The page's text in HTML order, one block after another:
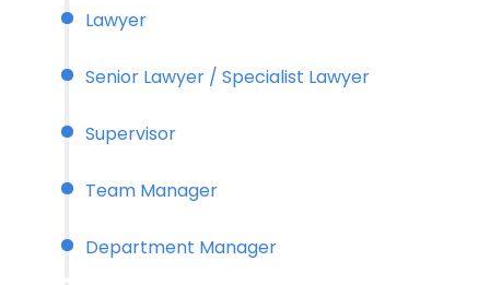
Lawyer
Senior Lawyer / Specialist Lawyer
Supervisor
Team Manager
Department Manager